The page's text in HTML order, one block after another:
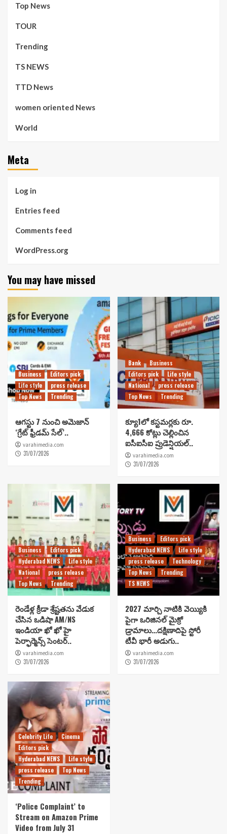
Top News
TOUR
Trending
TS NEWS
TTD News
women oriented News
World
Meta
Log in
Entries feed
Comments feed
WordPress.org
You may have missed
Business
Editors pick
Life style
press release
Top News
Trending
ఆగస్టు 7 నుంచి అమెజాన్
‘గ్రేట్ ఫ్రీడమ్ సేల్’..
varahimedia.com
31/07/2026
Bank
Business
Editors pick
Life style
National
press release
Top News
Trending
క్యూ1లో కస్టమర్లకు రూ.
4,666 కోట్లు చెల్లించిన
ఐసీఐసీఐ ప్రుడెన్షియల్..
varahimedia.com
31/07/2026
Business
Editors pick
Hyderabad NEWS
Life style
National
press release
Top News
Trending
రెండేళ్ల క్రీడా శ్రేష్టతను వేడుక
చేసిన ఒడిషా AM/NS
ఇండియా ఖో ఖో హై
పెర్ఫార్మెన్స్ సెంటర్..
varahimedia.com
31/07/2026
Business
Editors pick
Hyderabad NEWS
Life style
press release
Technology
Top News
Trending
TS NEWS
2027 మార్చి నాటికి వెయ్యికి
పైగా ఒరిజినల్ మైక్రో
డ్రామాలు…దక్షిణాదిపై స్టోరీ
టీవీ భారీ అడుగు..
varahimedia.com
31/07/2026
Celebrity Life
Cinema
Editors pick
Hyderabad NEWS
Life style
press release
Top News
Trending
‘Police Complaint’ to
Stream on Amazon Prime
Video from July 31